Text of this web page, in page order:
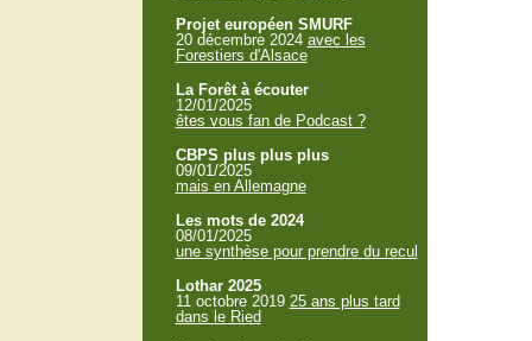
Projet européen SMURF
20 décembre 2024 avec les
Forestiers d'Alsace
La Forêt à écouter
12/01/2025
êtes vous fan de Podcast ?
CBPS plus plus plus
09/01/2025
mais en Allemagne
Les mots de 2024
08/01/2025
une synthèse pour prendre du recul
Lothar 2025
11 octobre 2019 25 ans plus tard
dans le Ried